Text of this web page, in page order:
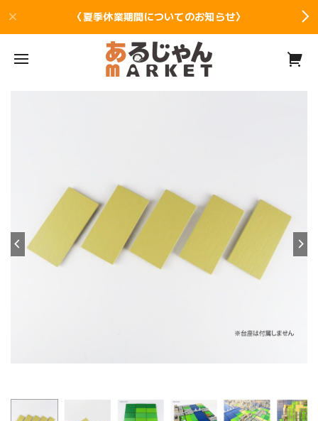
〈夏季休業期間についてのお知らせ〉